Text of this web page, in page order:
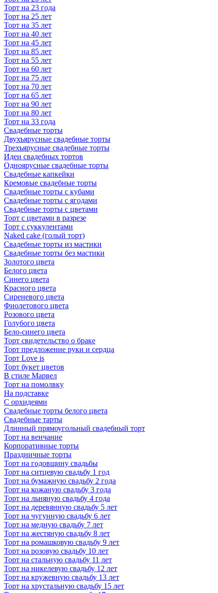
Торт на 23 года
Торт на 25 лет
Торт на 35 лет
Торт на 40 лет
Торт на 45 лет
Торт на 85 лет
Торт на 55 лет
Торт на 60 лет
Торт на 75 лет
Торт на 70 лет
Торт на 65 лет
Торт на 90 лет
Торт на 80 лет
Торт на 33 года
Свадебные торты
Двухъярусные свадебные торты
Трехъярусные свадебные торты
Идеи свадебных тортов
Одноярусные свадебные торты
Свадебные капкейки
Кремовые свадебные торты
Свадебные торты с кубами
Свадебные торты с ягодами
Свадебные торты с цветами
Торт с цветами в разрезе
Торт с суккулентами
Naked cake (голый торт)
Свадебные торты из мастики
Свадебные торты без мастики
Золотого цвета
Белого цвета
Синего цвета
Красного цвета
Сиреневого цвета
Фиолетового цвета
Розового цвета
Голубого цвета
Бело-синего цвета
Торт свидетельство о браке
Торт предложение руки и сердца
Торт Love is
Торт букет цветов
В стиле Марвел
Торт на помолвку
На подставке
С орхидеями
Свадебные торты белого цвета
Свадебные тарты
Длинный прямоугольный свадебный торт
Торт на венчание
Корпоративные торты
Праздничные торты
Торт на годовщину свадьбы
Торт на ситцевую свадьбу 1 год
Торт на бумажную свадьбу 2 года
Торт на кожаную свадьбу 3 года
Торт на льняную свадьбу 4 года
Торт на деревянную свадьбу 5 лет
Торт на чугунную свадьбу 6 лет
Торт на медную свадьбу 7 лет
Торт на жестяную свадьбу 8 лет
Торт на ромашковую свадьбу 9 лет
Торт на розовую свадьбу 10 лет
Торт на стальную свадьбу 11 лет
Торт на никелевую свадьбу 12 лет
Торт на кружевную свадьбу 13 лет
Торт на хрустальную свадьбу 15 лет